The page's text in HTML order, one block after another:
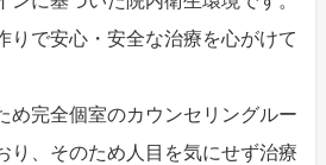
りで安心・安全な治療を心がけて
め完全個室のカウンセリングルー
り、そのため人目を気にせず治療